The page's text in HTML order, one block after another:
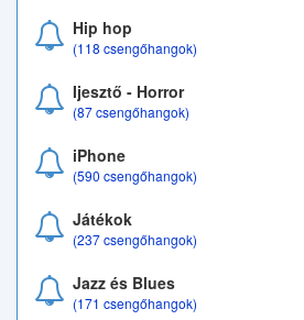
Hip hop
(118 csengőhangok)
Ijesztő - Horror
(87 csengőhangok)
iPhone
(590 csengőhangok)
Játékok
(237 csengőhangok)
Jazz és Blues
(171 csengőhangok)